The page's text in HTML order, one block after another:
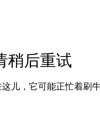
稍后重试
儿，它可能正忙着刷